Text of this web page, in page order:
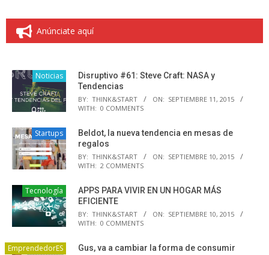
Anúnciate aquí
Noticias
Disruptivo #61: Steve Craft: NASA y
Tendencias
BY: THINK&START ON: SEPTIEMBRE 11, 2015
WITH: 0 COMMENTS
Startups
Beldot, la nueva tendencia en mesas de
regalos
BY: THINK&START ON: SEPTIEMBRE 10, 2015
WITH: 2 COMMENTS
Tecnología
APPS PARA VIVIR EN UN HOGAR MÁS
EFICIENTE
BY: THINK&START ON: SEPTIEMBRE 10, 2015
WITH: 0 COMMENTS
EmprendedorES Gus, va a cambiar la forma de consumir